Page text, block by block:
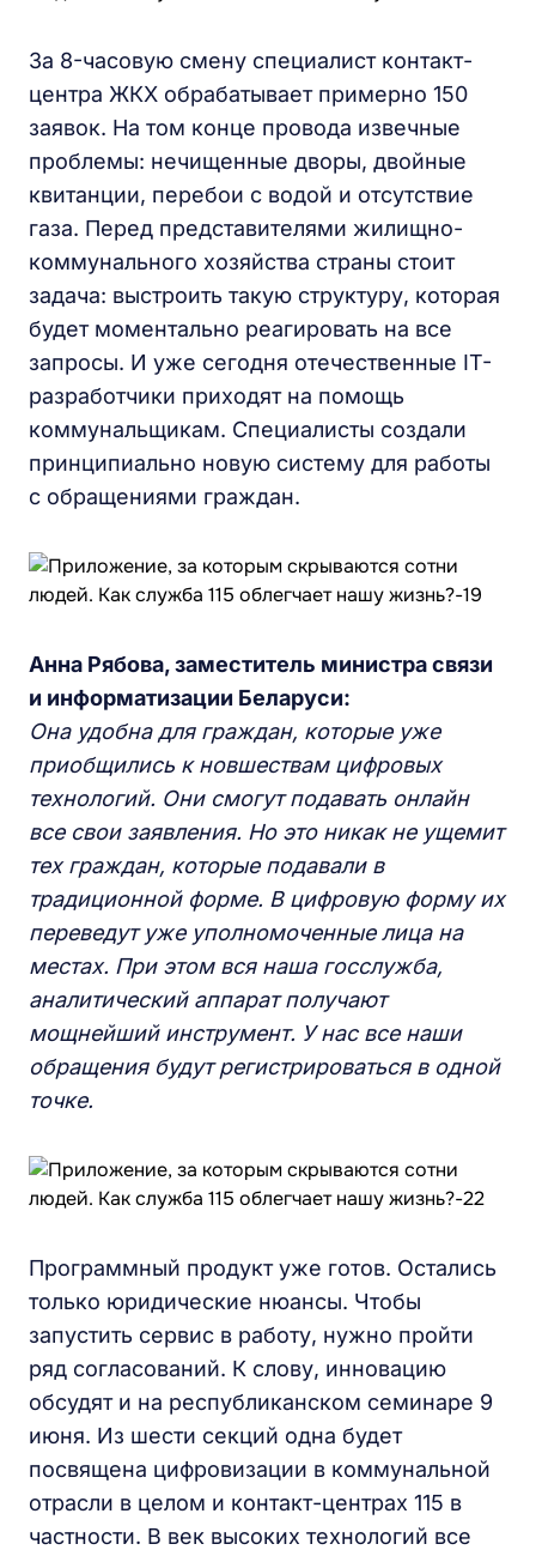
За 8-часовую смену специалист контакт-
центра ЖКХ обрабатывает примерно 150
заявок. На том конце провода извечные
проблемы: нечищенные дворы, двойные
квитанции, перебои с водой и отсутствие
газа. Перед представителями жилищно-
коммунального хозяйства страны стоит
задача: выстроить такую структуру, которая
будет моментально реагировать на все
запросы. И уже сегодня отечественные IT-
разработчики приходят на помощь
коммунальщикам. Специалисты создали
принципиально новую систему для работы
с обращениями граждан.
Анна Рябова, заместитель министра связи
и информатизации Беларуси:
Она удобна для граждан, которые уже
приобщились к новшествам цифровых
технологий. Они смогут подавать онлайн
все свои заявления. Но это никак не ущемит
тех граждан, которые подавали в
традиционной форме. В цифровую форму их
переведут уже уполномоченные лица на
местах. При этом вся наша госслужба,
аналитический аппарат получают
мощнейший инструмент. У нас все наши
обращения будут регистрироваться в одной
точке.
Программный продукт уже готов. Остались
только юридические нюансы. Чтобы
запустить сервис в работу, нужно пройти
ряд согласований. К слову, инновацию
обсудят и на республиканском семинаре 9
июня. Из шести секций одна будет
посвящена цифровизации в коммунальной
отрасли в целом и контакт-центрах 115 в
частности. В век высоких технологий все